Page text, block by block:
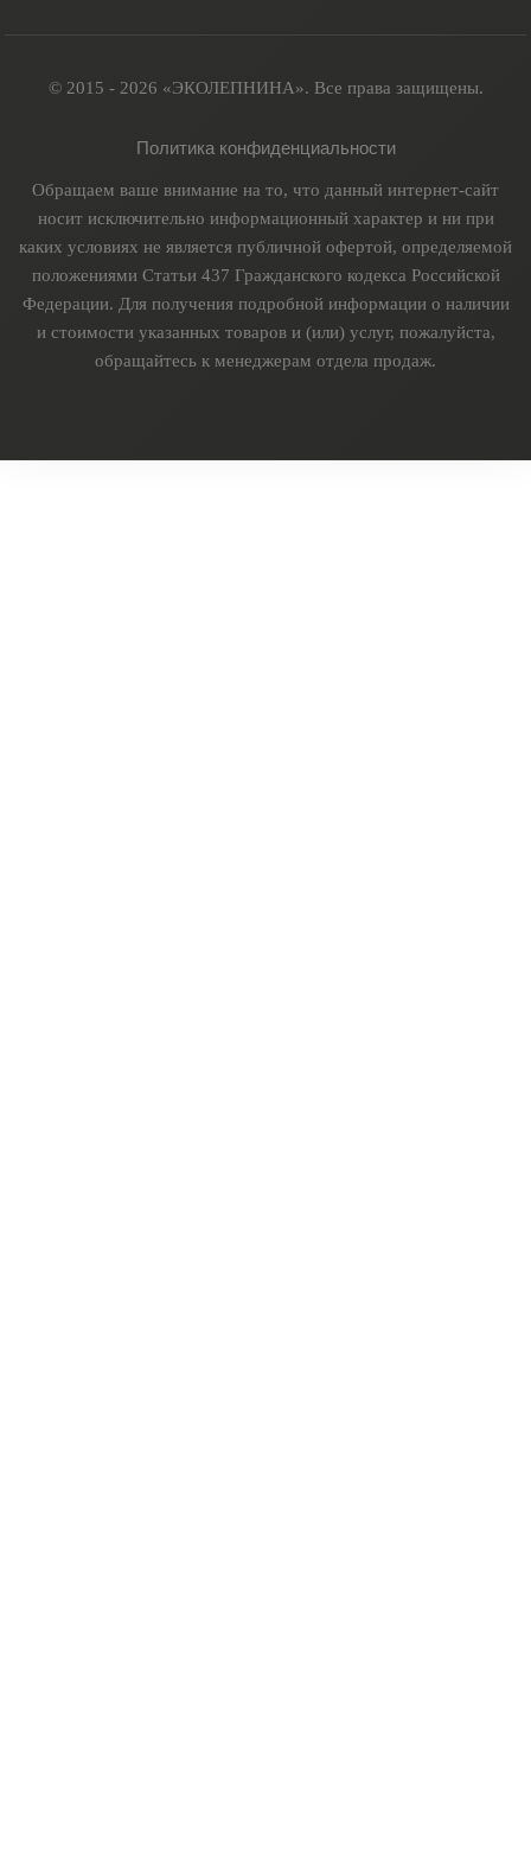
© 2015 - 2026 «ЭКОЛЕПНИНА». Все права защищены.
Политика конфиденциальности
Обращаем ваше внимание на то, что данный интернет-сайт
носит исключительно информационный характер и ни при
каких условиях не является публичной офертой, определяемой
положениями Статьи 437 Гражданского кодекса Российской
Федерации. Для получения подробной информации о наличии
и стоимости указанных товаров и (или) услуг, пожалуйста,
обращайтесь к менеджерам отдела продаж.